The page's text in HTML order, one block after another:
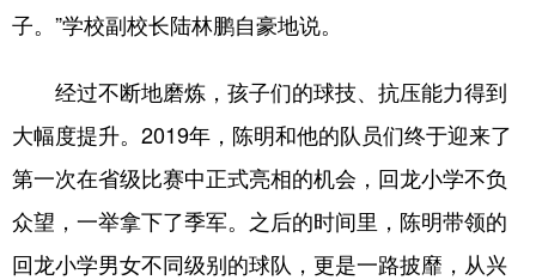
子。”学校副校长陆林鹏自豪地说。
经过不断地磨炼，孩子们的球技、抗压能力得到
大幅度提升。2019年，陈明和他的队员们终于迎来了
第一次在省级比赛中正式亮相的机会，回龙小学不负
众望，一举拿下了季军。之后的时间里，陈明带领的
回龙小学男女不同级别的球队，更是一路披靡，从兴